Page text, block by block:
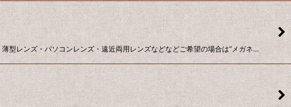
レンズ・パソコンレンズ・遠近両用レンズなどなどご希望の場合は”メガネ…